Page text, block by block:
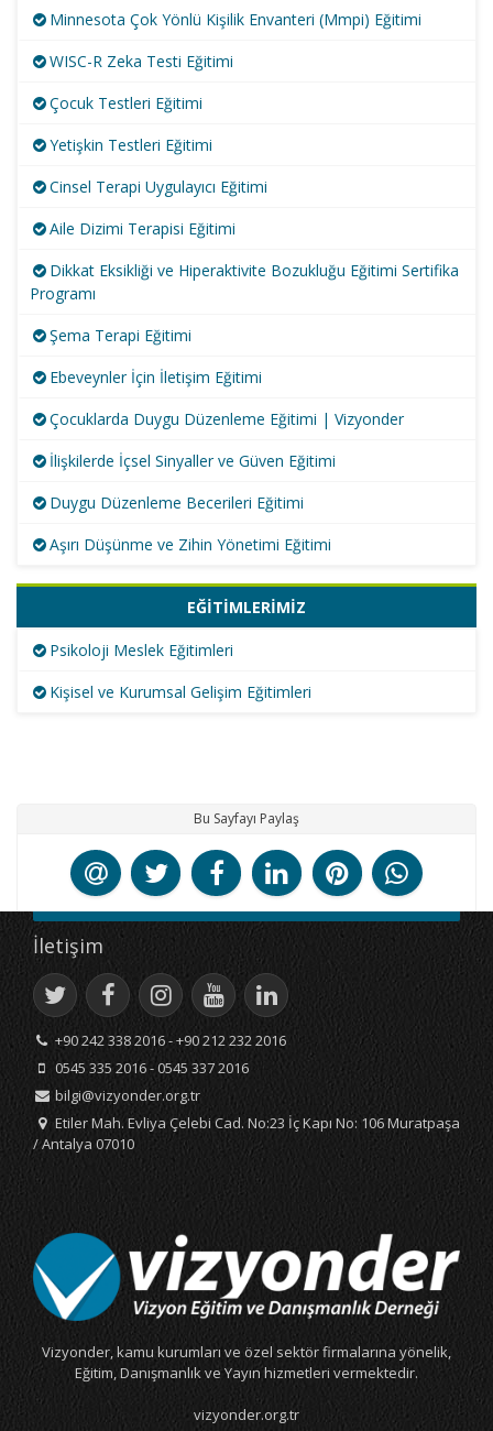
Minnesota Çok Yönlü Kişilik Envanteri (Mmpi) Eğitimi
WISC-R Zeka Testi Eğitimi
Çocuk Testleri Eğitimi
Yetişkin Testleri Eğitimi
Cinsel Terapi Uygulayıcı Eğitimi
Aile Dizimi Terapisi Eğitimi
Dikkat Eksikliği ve Hiperaktivite Bozukluğu Eğitimi Sertifika
Programı
Şema Terapi Eğitimi
Ebeveynler İçin İletişim Eğitimi
Çocuklarda Duygu Düzenleme Eğitimi | Vizyonder
İlişkilerde İçsel Sinyaller ve Güven Eğitimi
Duygu Düzenleme Becerileri Eğitimi
Aşırı Düşünme ve Zihin Yönetimi Eğitimi
EĞİTİMLERİMİZ
Psikoloji Meslek Eğitimleri
Kişisel ve Kurumsal Gelişim Eğitimleri
Bu Sayfayı Paylaş
İletişim
+90 242 338 2016 - +90 212 232 2016
0545 335 2016 - 0545 337 2016
bilgi@vizyonder.org.tr
Etiler Mah. Evliya Çelebi Cad. No:23 İç Kapı No: 106 Muratpaşa
/ Antalya 07010
Vizyonder, kamu kurumları ve özel sektör firmalarına yönelik,
Eğitim, Danışmanlık ve Yayın hizmetleri vermektedir.
vizyonder.org.tr